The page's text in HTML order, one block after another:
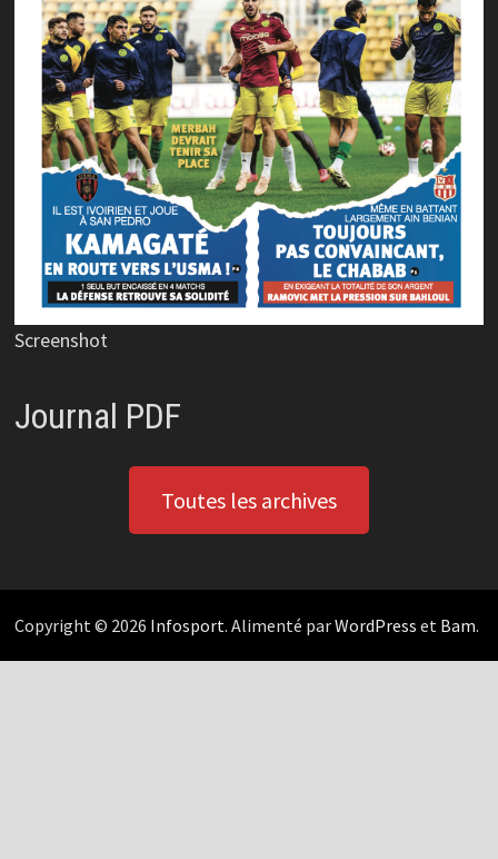
Screenshot
Journal PDF
Toutes les archives
Copyright © 2026 Infosport. Alimenté parWordPress et Bam.